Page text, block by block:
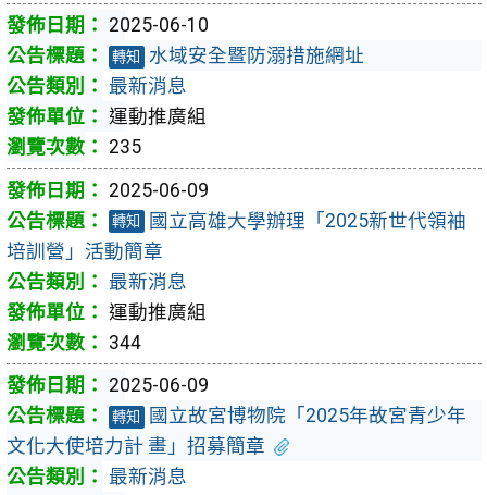
2025-06-10
轉知
水域安全暨防溺措施網址
最新消息
運動推廣組
235
2025-06-09
轉知
國立高雄大學辦理「2025新世代領袖
培訓營」活動簡章
最新消息
運動推廣組
344
2025-06-09
轉知
國立故宮博物院「2025年故宮青少年
文化大使培力計 畫」招募簡章
最新消息